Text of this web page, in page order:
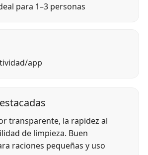
para 1–3 personas
app
transparente, la rapidez al
de limpieza. Buen
raciones pequeñas y uso